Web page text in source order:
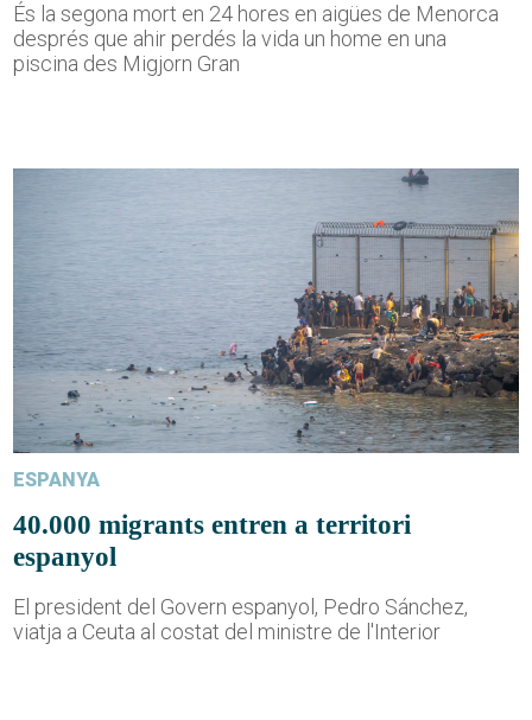
És la segona mort en 24 hores en aigües de Menorca
després que ahir perdés la vida un home en una
piscina des Migjorn Gran
ESPANYA
40.000 migrants entren a territori
espanyol
El president del Govern espanyol, Pedro Sánchez,
viatja a Ceuta al costat del ministre de l'Interior